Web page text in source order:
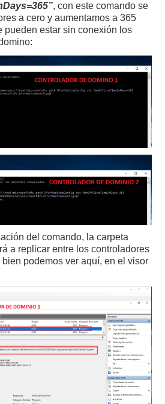
, con este comando se
a cero y aumentamos a 365
pueden estar sin conexión los
del comando, la carpeta
a replicar entre los controladores
podemos ver aquí, en el visor